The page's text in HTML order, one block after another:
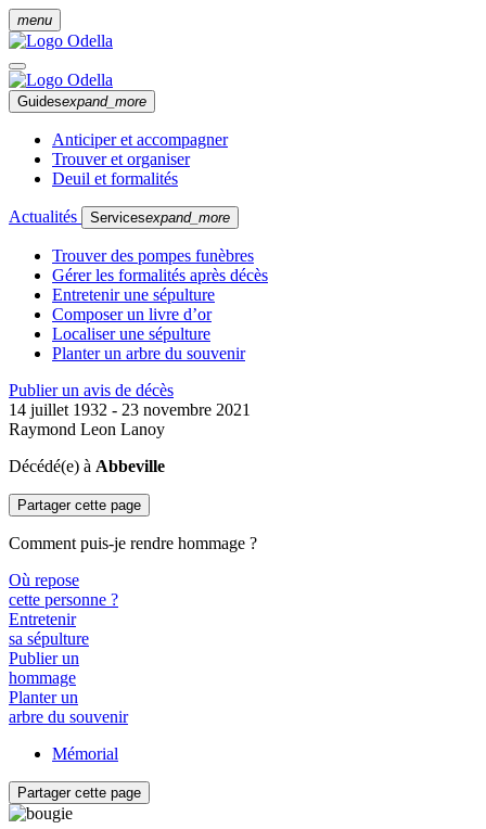
menu
Guidesexpand_more
Anticiper et accompagner
Trouver et organiser
Deuil et formalités
Actualités Servicesexpand_more
Trouver des pompes funèbres
Gérer les formalités après décès
Entretenir une sépulture
Composer un livre d’or
Localiser une sépulture
Planter un arbre du souvenir
Publier un avis de décès
14 juillet 1932 - 23 novembre 2021
Raymond Leon Lanoy
Décédé(e) à Abbeville
Partager cette page
Comment puis-je rendre hommage ?
Où repose
cette personne ?
Entretenir
sa sépulture
Publier un
hommage
Planter un
arbre du souvenir
Mémorial
Partager cette page